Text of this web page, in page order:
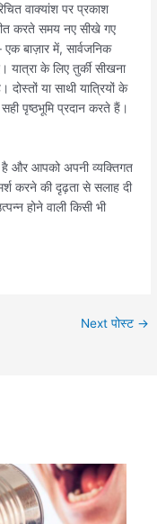
वाक्यांश पर प्रकाश
करते समय नए सीखे गए
बाज़ार में, सार्वजनिक
के लिए तुर्की सीखना
या साथी यात्रियों के
पृष्ठभूमि प्रदान करते हैं।
और आपको अपनी व्यक्तिगत
करने की दृढ़ता से सलाह दी
होने वाली किसी भी
Next पोस्ट →